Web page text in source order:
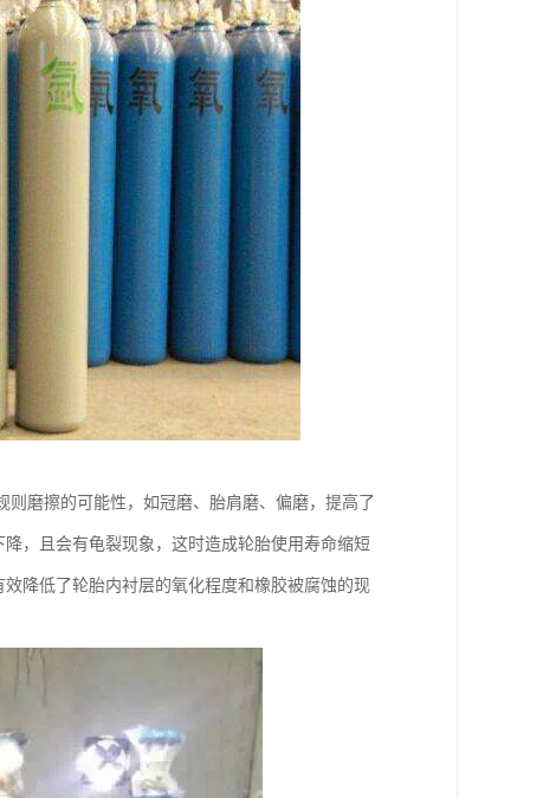
磨擦的可能性，如冠磨、胎肩磨、偏磨，提高了
，且会有龟裂现象，这时造成轮胎使用寿命缩短
降低了轮胎内衬层的氧化程度和橡胶被腐蚀的现